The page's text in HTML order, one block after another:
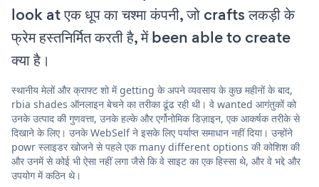
look at एक धूप का चश्मा कंपनी, जो crafts लकड़ी के
फ्रेम हस्तनिर्मित करती है, में been able to create
क्या है।
स्थानीय मेलों और क्राफ्ट शो में getting के अपने व्यवसाय के कुछ महीनों के बाद,
rbia shades ऑनलाइन बेचने का तरीका ढूंढ रही थी। वे wanted आगंतुकों को
उनके उत्पाद की गुणवत्ता, उनके हल्के और एर्गोनोमिक डिज़ाइन, एक आकर्षक तरीके से
दिखाने के लिए। उनके WebSelf ने इसके लिए पर्याप्त समाधान नहीं दिया। उन्होंने
powr स्लाइडर खोजने से पहले एक many different options की कोशिश की
और उनमें से कोई भी ऐसा नहीं लगा जैसे कि वे साइट का एक हिस्सा थे, और वे भद्दे और
उपयोग में कठिन थे।